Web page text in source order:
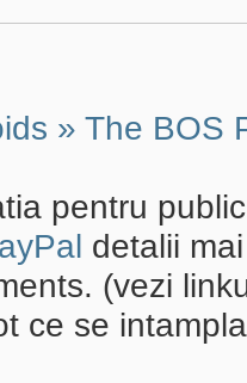
» The BOS
pentru
detalii
(vezi
ce se